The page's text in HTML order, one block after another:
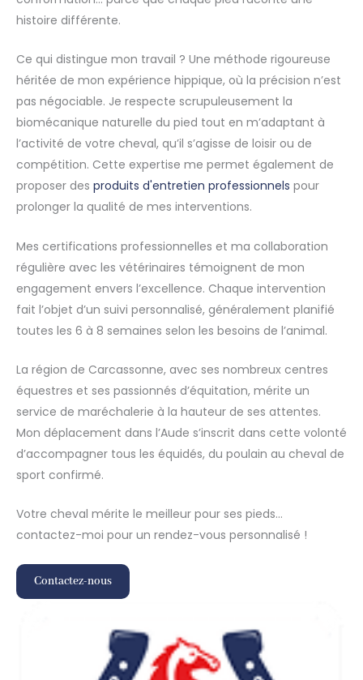
histoire différente.
Ce qui distingue mon travail ? Une méthode rigoureuse
héritée de mon expérience hippique, où la précision n’est
pas négociable. Je respecte scrupuleusement la
biomécanique naturelle du pied tout en m’adaptant à
l’activité de votre cheval, qu’il s’agisse de loisir ou de
compétition. Cette expertise me permet également de
proposer des produits d'entretien professionnels pour
prolonger la qualité de mes interventions.
Mes certifications professionnelles et ma collaboration
régulière avec les vétérinaires témoignent de mon
engagement envers l’excellence. Chaque intervention
fait l’objet d’un suivi personnalisé, généralement planifié
toutes les 6 à 8 semaines selon les besoins de l’animal.
La région de Carcassonne, avec ses nombreux centres
équestres et ses passionnés d’équitation, mérite un
service de maréchalerie à la hauteur de ses attentes.
Mon déplacement dans l’Aude s’inscrit dans cette volonté
d’accompagner tous les équidés, du poulain au cheval de
sport confirmé.
Votre cheval mérite le meilleur pour ses pieds…
contactez-moi pour un rendez-vous personnalisé !
Contactez-nous